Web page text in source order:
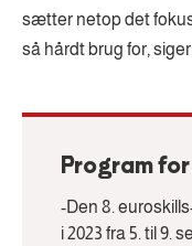
sætter netop det
så hårdt brug for,
Program
-Den 8.
i 2023 fra 5. til 9.